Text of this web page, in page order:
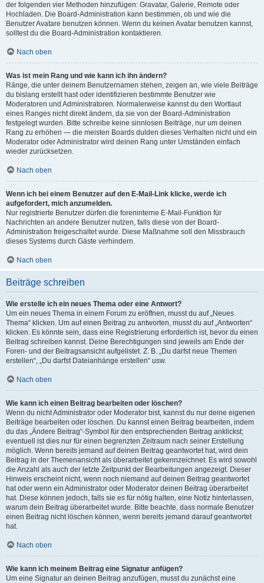
der folgenden vier Methoden hinzufügen: Gravatar, Galerie, Remote oder
Hochladen. Die Board-Administration kann bestimmen, ob und wie die
Benutzer Avatare benutzen können. Wenn du keinen Avatar benutzen kannst,
solltest du die Board-Administration kontaktieren.
Nach oben
Was ist mein Rang und wie kann ich ihn ändern?
Ränge, die unter deinem Benutzernamen stehen, zeigen an, wie viele Beiträge
du bislang erstellt hast oder identifizieren bestimmte Benutzer wie
Moderatoren und Administratoren. Normalerweise kannst du den Wortlaut
eines Ranges nicht direkt ändern, da sie von der Board-Administration
festgelegt wurden. Bitte schreibe keine sinnlosen Beiträge, nur um deinen
Rang zu erhöhen — die meisten Boards dulden dieses Verhalten nicht und ein
Moderator oder Administrator wird deinen Rang unter Umständen einfach
wieder zurücksetzen.
Nach oben
Wenn ich bei einem Benutzer auf den E-Mail-Link klicke, werde ich
aufgefordert, mich anzumelden.
Nur registrierte Benutzer dürfen die foreninterne E-Mail-Funktion für
Nachrichten an andere Benutzer nutzen, falls diese von der Board-
Administration freigeschaltet wurde. Diese Maßnahme soll den Missbrauch
dieses Systems durch Gäste verhindern.
Nach oben
Beiträge schreiben
Wie erstelle ich ein neues Thema oder eine Antwort?
Um ein neues Thema in einem Forum zu eröffnen, musst du auf „Neues
Thema“ klicken. Um auf einen Beitrag zu antworten, musst du auf „Antworten“
klicken. Es könnte sein, dass eine Registrierung erforderlich ist, bevor du einen
Beitrag schreiben kannst. Deine Berechtigungen sind jeweils am Ende der
Foren- und der Beitragsansicht aufgelistet. Z. B. „Du darfst neue Themen
erstellen“, „Du darfst Dateianhänge erstellen“ usw.
Nach oben
Wie kann ich einen Beitrag bearbeiten oder löschen?
Wenn du nicht Administrator oder Moderator bist, kannst du nur deine eigenen
Beiträge bearbeiten oder löschen. Du kannst einen Beitrag bearbeiten, indem
du das „Ändere Beitrag“-Symbol für den entsprechenden Beitrag anklickst;
eventuell ist dies nur für einen begrenzten Zeitraum nach seiner Erstellung
möglich. Wenn bereits jemand auf deinen Beitrag geantwortet hat, wird dein
Beitrag in der Themenansicht als überarbeitet gekennzeichnet. Es wird sowohl
die Anzahl als auch der letzte Zeitpunkt der Bearbeitungen angezeigt. Dieser
Hinweis erscheint nicht, wenn noch niemand auf deinen Beitrag geantwortet
hat oder wenn ein Administrator oder Moderator deinen Beitrag überarbeitet
hat. Diese können jedoch, falls sie es für nötig halten, eine Notiz hinterlassen,
warum dein Beitrag überarbeitet wurde. Bitte beachte, dass normale Benutzer
einen Beitrag nicht löschen können, wenn bereits jemand darauf geantwortet
hat.
Nach oben
Wie kann ich meinem Beitrag eine Signatur anfügen?
Um eine Signatur an deinen Beitrag anzufügen, musst du zunächst eine